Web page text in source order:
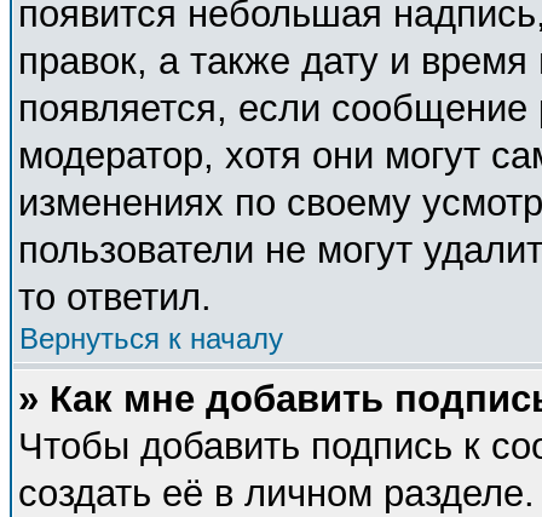
появится небольшая
правок, а также дату и
появляется, если
модератор, хотя они могут
изменениях по своему
пользователи не могут
то ответил.
Вернуться к началу
» Как мне добавить
Чтобы добавить подпись к
создать её в личном